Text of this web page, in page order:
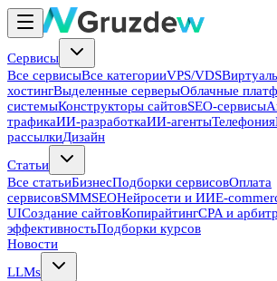
Сервисы
Все сервисыВсе категорииVPS/VDS
хостингВыделенные серверыОблачные
системыКонструкторы сайтовSEO-сервисы
трафикаИИ-разработкаИИ-агентыТелефония
рассылкиДизайн
Статьи
Все статьиБизнесПодборки сервисовОплата
сервисовSMMSEOНейросети и ИИE-
UIСоздание сайтовКопирайтингCPA и
эффективностьПодборки курсов
Новости
LLMs